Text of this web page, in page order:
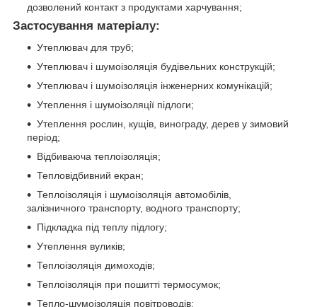
дозволений контакт з продуктами харчування;
Застосування матеріалу:
Утеплювач для труб;
Утеплювач і шумоізоляція будівельних конструкцій;
Утеплювач і шумоізоляція інженерних комунікацій;
Утеплення і шумоізоляції підлоги;
Утеплення рослин, кущів, винограду, дерев у зимовий
період;
Відбиваюча теплоізоляція;
Тепловідбивний екран;
Теплоізоляція і шумоізоляція автомобілів,
залізничного транспорту, водного транспорту;
Підкладка під теплу підлогу;
Утеплення вуликів;
Теплоізоляція димоходів;
Теплоізоляція при пошитті термосумок;
Тепло-шумоізоляція повітроводів;